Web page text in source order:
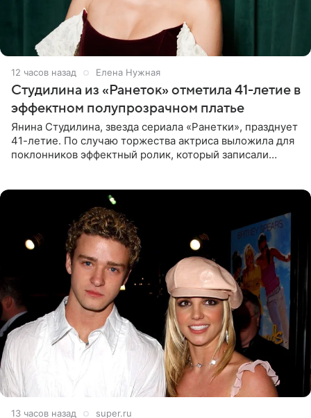
12 часов назад Елена Нужная
Студилина из «Ранеток» отметила 41-летие в
эффектном полупрозрачном платье
Янина Студилина, звезда сериала «Ранетки», празднует
41-летие. По случаю торжества актриса выложила для
поклонников эффектный ролик, который записали
13 часов назад super.ru